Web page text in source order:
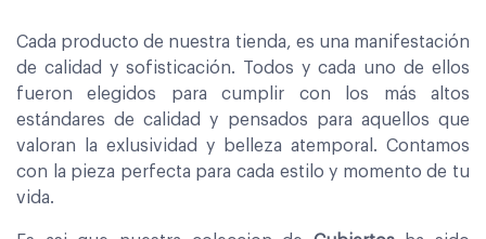
Cada producto de nuestra tienda, es una manifestación
de calidad y sofisticación. Todos y cada uno de ellos
fueron elegidos para cumplir con los más altos
estándares de calidad y pensados para aquellos que
valoran la exlusividad y belleza atemporal. Contamos
con la pieza perfecta para cada estilo y momento de tu
vida.